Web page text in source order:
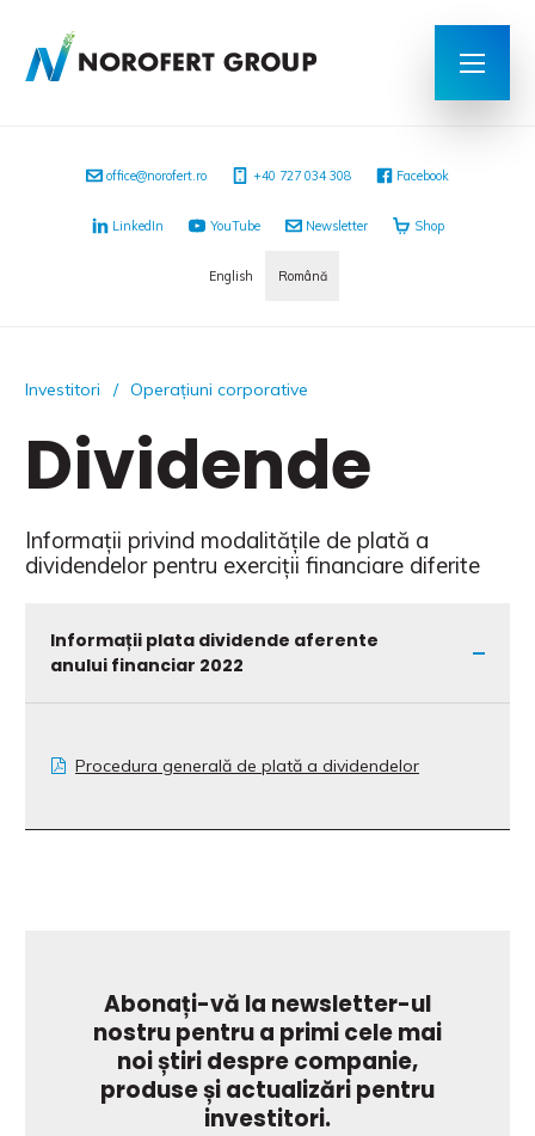
office@norofert.ro ‭+40 727 034 308 Facebook
LinkedIn YouTube Newsletter Shop
English Română
Investitori Operațiuni corporative
Dividende
Informații privind modalitățile de plată a
dividendelor pentru exerciții financiare diferite
Informații plata dividende aferente
anului financiar 2022
Procedura generală de plată a dividendelor
Abonați-vă la newsletter-ul
nostru pentru a primi cele mai
noi știri despre companie,
produse și actualizări pentru
investitori.